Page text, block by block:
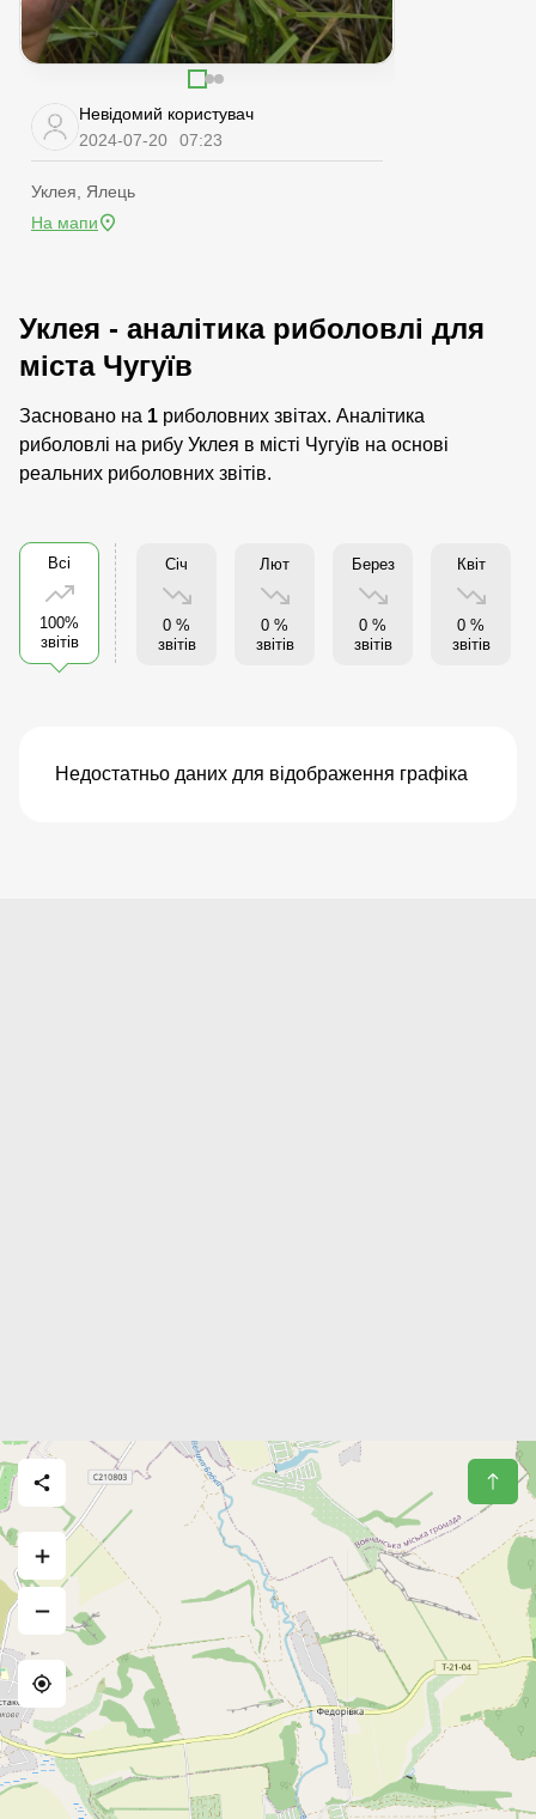
Невідомий користувач
2024-07-20
07:23
Уклея, Ялець
На мапи
Уклея - аналітика риболовлі для
міста Чугуїв
Засновано на 1 риболовних звітах. Аналітика
риболовлі на рибу Уклея в місті Чугуїв на основі
реальних риболовних звітів.
Всі
100%
звітів
Січ
0 %
звітів
Лют
0 %
звітів
Берез
0 %
звітів
Квіт
0 %
звітів
Недостатньо даних для відображення графіка